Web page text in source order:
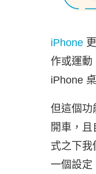
iPhone
作或運動
iPhone
但這個功
開車，
式之下我
一個設定